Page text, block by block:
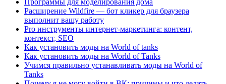
Программы для моделирования дома
Расширение Wildfire — бот кликер для браузера
выполнит вашу работу
Pro инструменты интернет-маркетинга: контент,
контекст, SEO
Как установить моды на World of tanks
Как установить моды на World of Tanks
Учимся правильно устанавливать моды на World of
Tanks